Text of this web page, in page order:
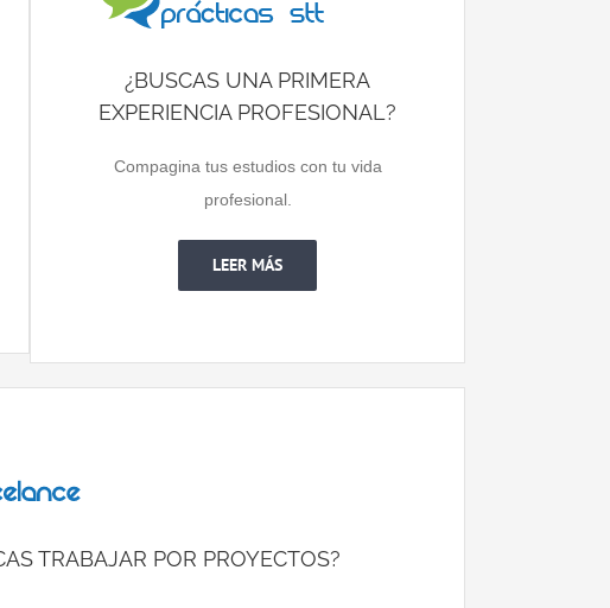
¿BUSCAS UNA PRIMERA
EXPERIENCIA PROFESIONAL?
Compagina tus estudios con tu vida
profesional.
LEER MÁS
TRABAJAR POR PROYECTOS?